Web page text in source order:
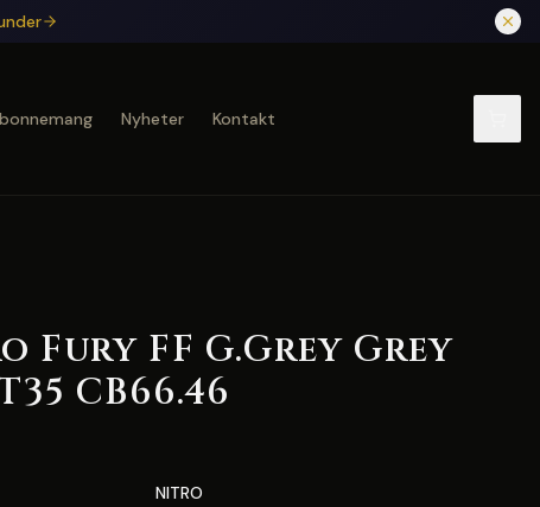
Nyheter Kontakt
Fury FF G.Grey Grey
CB66.46
NITRO